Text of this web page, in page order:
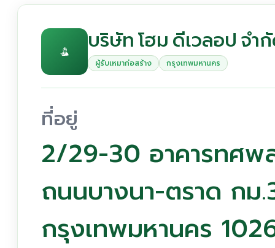
บริษัท โฮม ดีเวลอป จำ
ผู้รับเหมาก่อสร้าง กรุงเทพมหานคร
ที่อยู่
2/29-30 อาคารทศ
ถนนบางนา-ตราด กม
กรุงเทพมหานคร